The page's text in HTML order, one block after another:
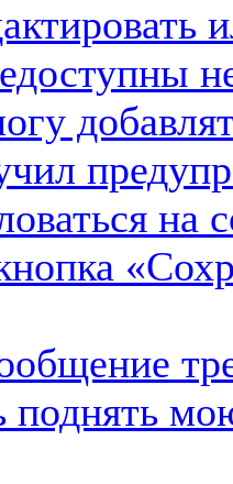
на
поднять